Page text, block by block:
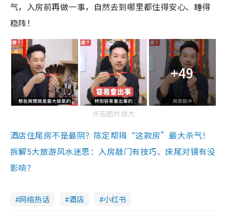
气，入房前再做一事，自然去到哪里都住得安心、睡得
稳阵！
+49
点击图片放大
酒店住尾房不是最阴？陈定帮揭“这款房”最大杀气！
拆解5大旅游风水迷思：入房敲门有技巧、床尾对镜有没
影响？
网络热话 酒店 小红书